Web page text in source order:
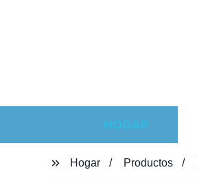
HOGAR
Hogar Productos